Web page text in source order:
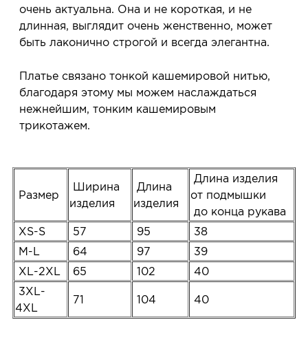
очень актуальна. Она и не короткая, и не
длинная, выглядит очень женственно, может
быть лаконично строгой и всегда элегантна.
Платье связано тонкой кашемировой нитью,
благодаря этому мы можем наслаждаться
нежнейшим, тонким кашемировым
трикотажем.
Размер
Ширина
изделия
Длина
изделия
Длина изделия
от подмышки
до конца рукава
XS-S
57 95
38
M-L
64 97
39
XL-2XL
65 102
40
3XL-
4XL
71 104 40